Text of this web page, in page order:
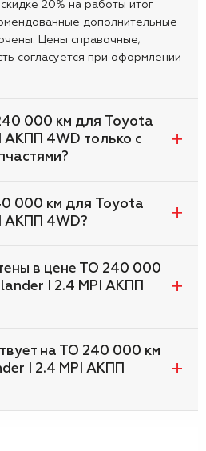
20% на работы итог
дополнительные
Цены справочные;
согласуется при оформлении
000 км для Toyota
АКПП 4WD только с
000 км для Toyota
АКПП 4WD?
в цене ТО 240 000
I 2.4 MPI АКПП
на ТО 240 000 км
I 2.4 MPI АКПП